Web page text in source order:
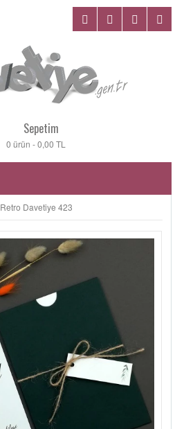
Sepetim
0 ürün - 0,00 TL
Retro Davetiye 423